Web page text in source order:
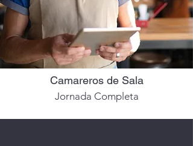
Camareros de Sala
Jornada Completa